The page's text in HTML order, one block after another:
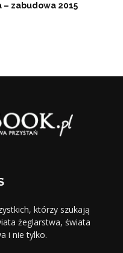
zabudowa 2015
którzy szukają
żeglarstwa, świata
i nie tylko.